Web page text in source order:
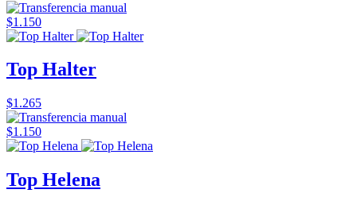
$1.150
Top Halter
$1.265
$1.150
Top Helena